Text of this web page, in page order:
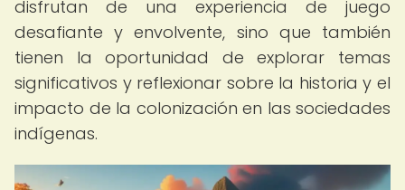
disfrutan de una experiencia de juego
desafiante y envolvente, sino que también
tienen la oportunidad de explorar temas
significativos y reflexionar sobre la historia y el
impacto de la colonización en las sociedades
indígenas.